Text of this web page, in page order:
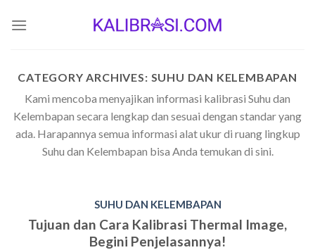
CATEGORY ARCHIVES: SUHU DAN KELEMBAPAN
Kami mencoba menyajikan informasi kalibrasi Suhu dan
Kelembapan secara lengkap dan sesuai dengan standar yang
ada. Harapannya semua informasi alat ukur di ruang lingkup
Suhu dan Kelembapan bisa Anda temukan di sini.
SUHU DAN KELEMBAPAN
Tujuan dan Cara Kalibrasi Thermal Image,
Begini Penjelasannya!